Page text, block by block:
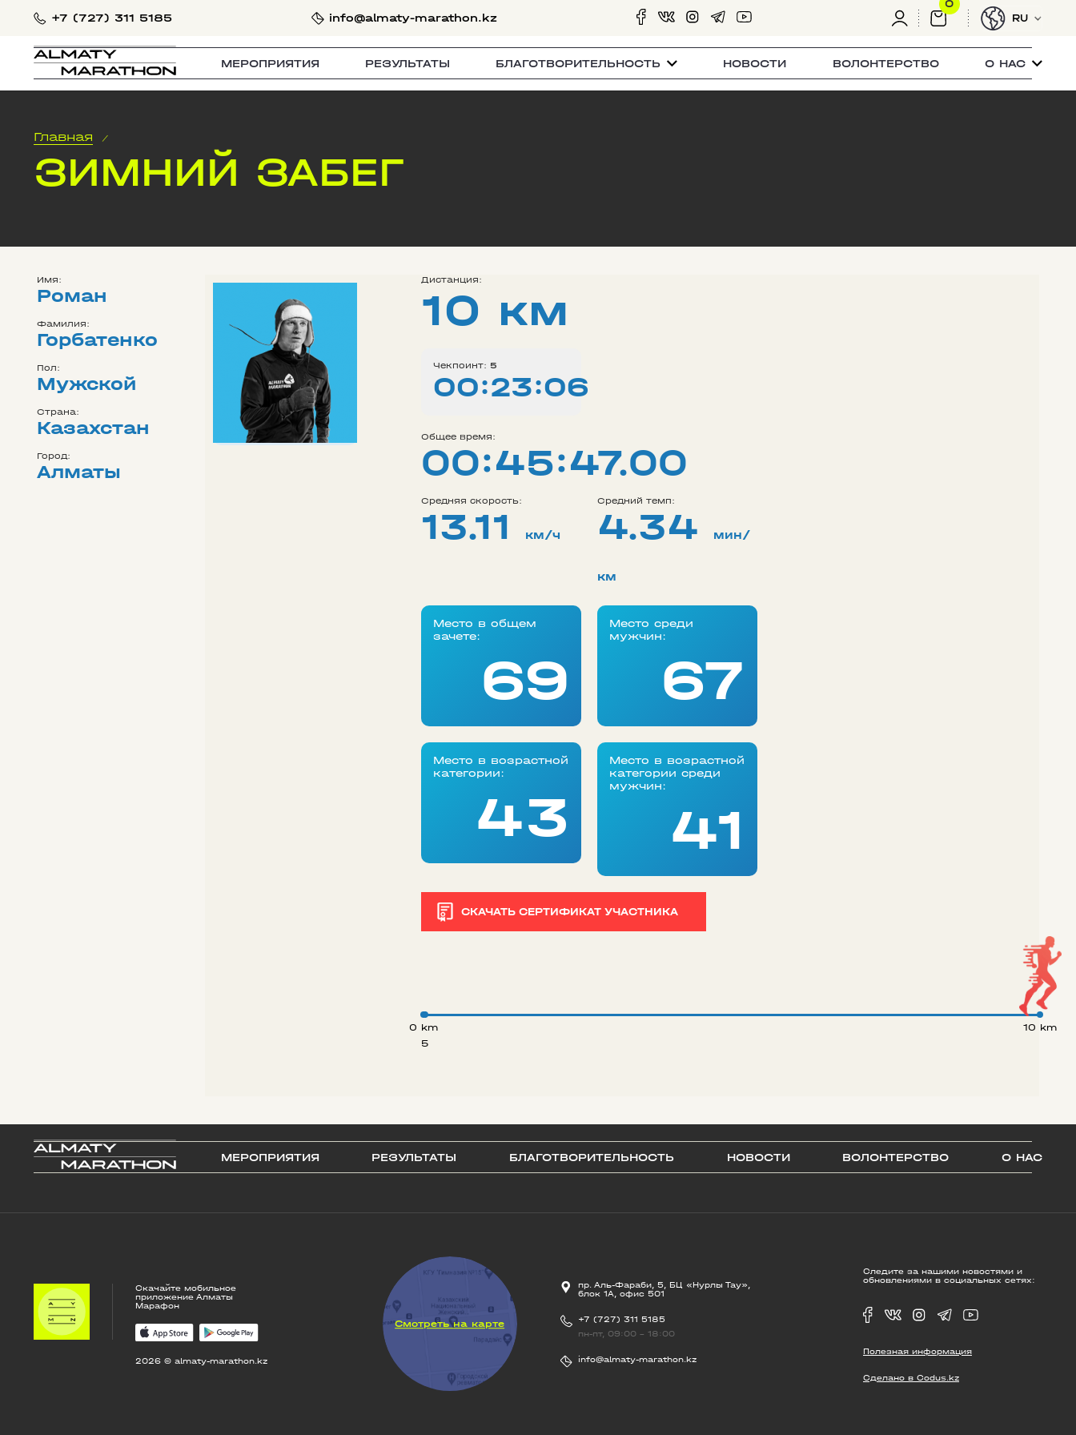
+7 (727) 311 5185 info@almaty-marathon.kz
0
RU
МЕРОПРИЯТИЯ РЕЗУЛЬТАТЫ БЛАГОТВОРИТЕЛЬНОСТЬ НОВОСТИ ВОЛОНТЕРСТВО О НАС
Главная /
ЗИМНИЙ ЗАБЕГ
Имя:
Роман
Фамилия:
Горбатенко
Пол:
Мужской
Страна:
Казахстан
Город:
Алматы
Дистанция:
10 км
Чекпоинт: 5
00:23:06
Общее время:
00:45:47.00
Средняя скорость:
13.11 км/ч
Средний темп:
4.34 мин/
км
Место в общем
зачете:
69
Место среди
мужчин:
67
Место в возрастной
категории:
43
Место в возрастной
категории среди
мужчин:
41
СКАЧАТЬ СЕРТИФИКАТ УЧАСТНИКА
5
0 km 10 km
МЕРОПРИЯТИЯ РЕЗУЛЬТАТЫ БЛАГОТВОРИТЕЛЬНОСТЬ НОВОСТИ ВОЛОНТЕРСТВО О НАС
Скачайте мобильное
приложение Алматы
Марафон
2026 © almaty-marathon.kz
Смотреть на карте
пр. Аль-Фараби, 5, БЦ «Нурлы Тау»,
блок 1А, офис 501
+7 (727) 311 5185
пн-пт, 09:00 - 18:00
info@almaty-marathon.kz
Следите за нашими новостями и
обновлениями в социальных сетях:
Полезная информация
Сделано в Codus.kz